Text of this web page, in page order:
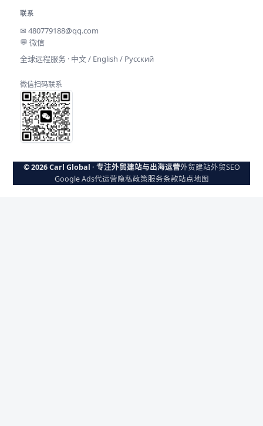
联系
✉480779188@qq.com
💬 微信
全球远程服务 · 中文 / English / Русский
微信扫码联系
© 2026 Carl Global · 专注外贸建站与出海运营外贸建站外贸SEO
Google Ads代运营隐私政策服务条款站点地图